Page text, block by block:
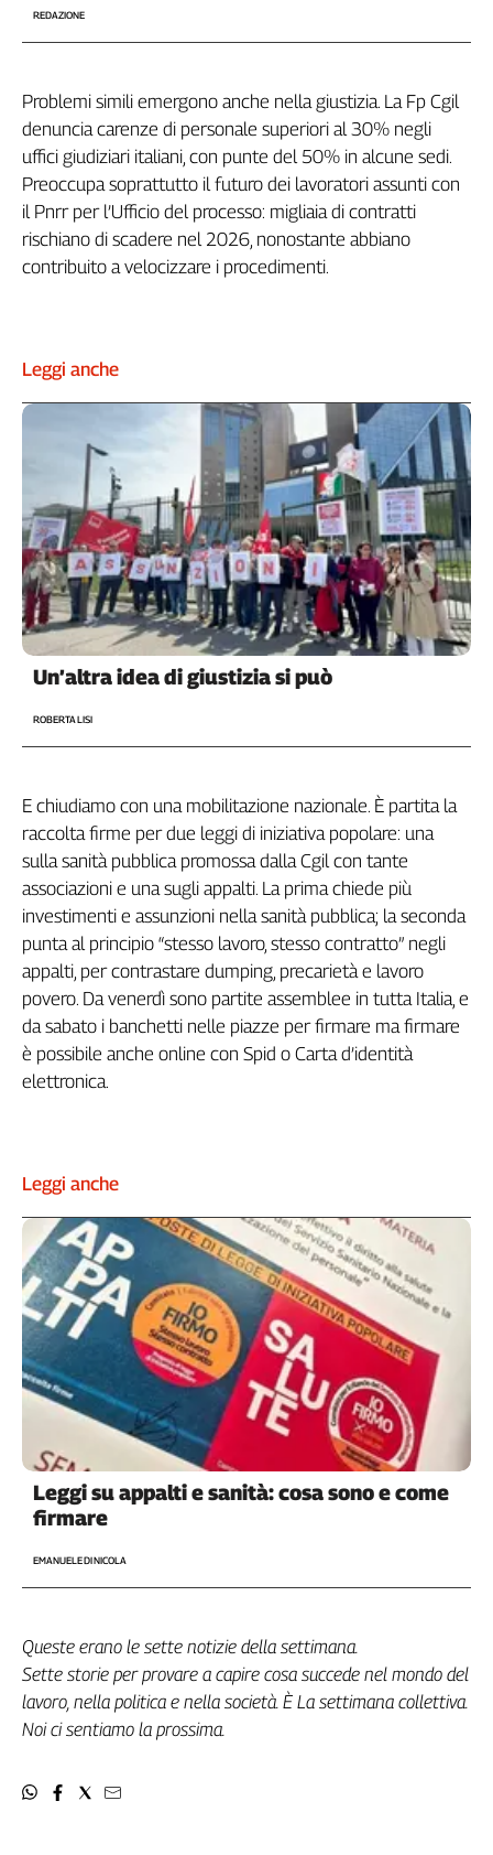
REDAZIONE
Problemi simili emergono anche nella giustizia. La Fp Cgil
denuncia carenze di personale superiori al 30% negli
uffici giudiziari italiani, con punte del 50% in alcune sedi.
Preoccupa soprattutto il futuro dei lavoratori assunti con
il Pnrr per l’Ufficio del processo: migliaia di contratti
rischiano di scadere nel 2026, nonostante abbiano
contribuito a velocizzare i procedimenti.
Leggi anche
Un’altra idea di giustizia si può
ROBERTA LISI
E chiudiamo con una mobilitazione nazionale. È partita la
raccolta firme per due leggi di iniziativa popolare: una
sulla sanità pubblica promossa dalla Cgil con tante
associazioni e una sugli appalti. La prima chiede più
investimenti e assunzioni nella sanità pubblica; la seconda
punta al principio “stesso lavoro, stesso contratto” negli
appalti, per contrastare dumping, precarietà e lavoro
povero. Da venerdì sono partite assemblee in tutta Italia, e
da sabato i banchetti nelle piazze per firmare ma firmare
è possibile anche online con Spid o Carta d’identità
elettronica.
Leggi anche
Leggi su appalti e sanità: cosa sono e come
firmare
EMANUELE DI NICOLA
Queste erano le sette notizie della settimana.
Sette storie per provare a capire cosa succede nel mondo del
lavoro, nella politica e nella società. È La settimana collettiva.
Noi ci sentiamo la prossima.